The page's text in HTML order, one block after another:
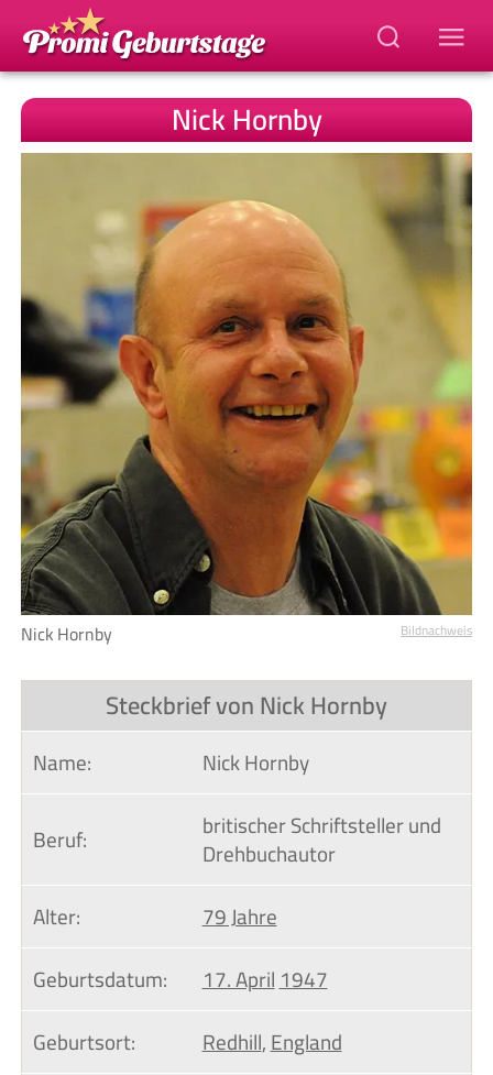
Nick Hornby
Nick Hornby Bildnachweis
Steckbrief von Nick Hornby
Name:
Nick Hornby
Beruf:
britischer Schriftsteller und
Drehbuchautor
Alter:
79 Jahre
Geburtsdatum:
17. April1947
Geburtsort:
Redhill,England